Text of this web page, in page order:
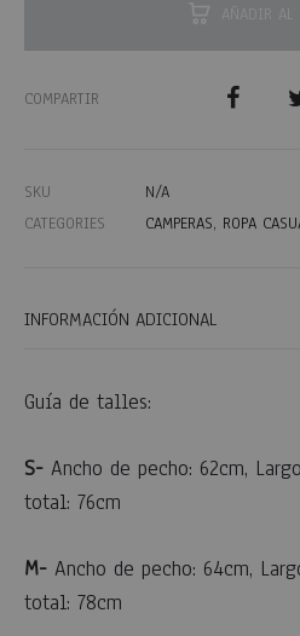
AÑADIR AL
COMPARTIR
SKU
N/A
CATEGORIES
CAMPERAS, ROPA
INFORMACIÓN ADICIONAL
Guía de talles:
S- Ancho de pecho: 62cm,
total: 76cm
M- Ancho de pecho: 64cm,
total: 78cm